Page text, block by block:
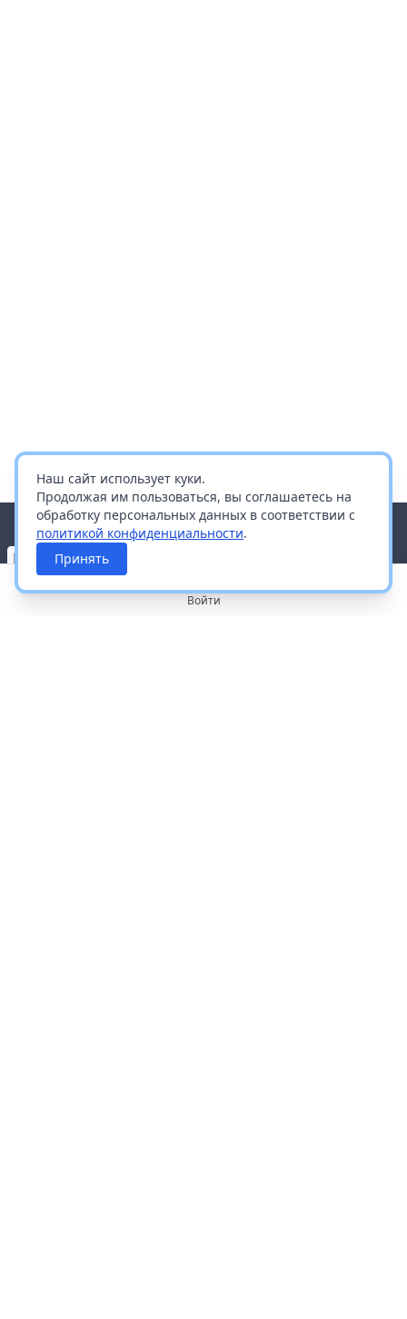
Наш сайт использует куки.
Продолжая им пользоваться, вы соглашаетесь на
обработку персональных данных в соответствии с
политикой конфиденциальности.
Принять
Войти